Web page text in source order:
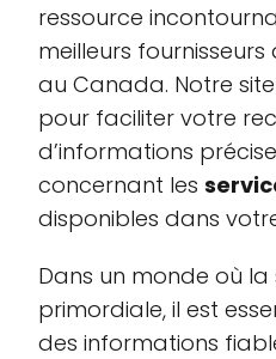
ressource
meilleurs
au Canada. Notre
pour faciliter votre
d’informations
concernant les
disponibles dans
Dans un monde où la
primordiale, il est
des informations